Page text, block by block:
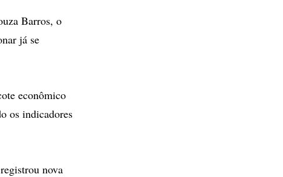
Barros, o
já se
econômico
os indicadores
nova